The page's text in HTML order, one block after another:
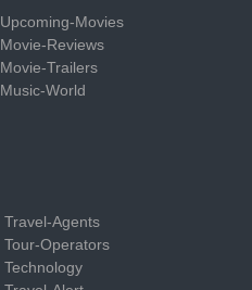
Upcoming-Movies
Movie-Reviews
Movie-Trailers
Music-World
Travel-Agents
Tour-Operators
Technology